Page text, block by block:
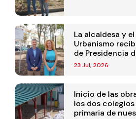
La alcaldesa y
Urbanismo
de Presidencia
de Madrid
23 Jul, 2026
Inicio de las
los dos
primaria de